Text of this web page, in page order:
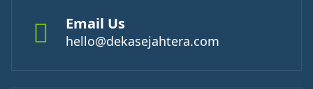
Email Us
hello@dekasejahtera.com